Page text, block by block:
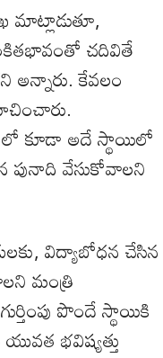
మాట్లాడుతూ,
చదివితే
అన్నారు. కేవలం
కూడా అదే స్థాయిలో
పునాది వేసుకోవాలని
విద్యాబోధన చేసిన
మంత్రి
పొందే స్థాయికి
భవిష్యత్తు